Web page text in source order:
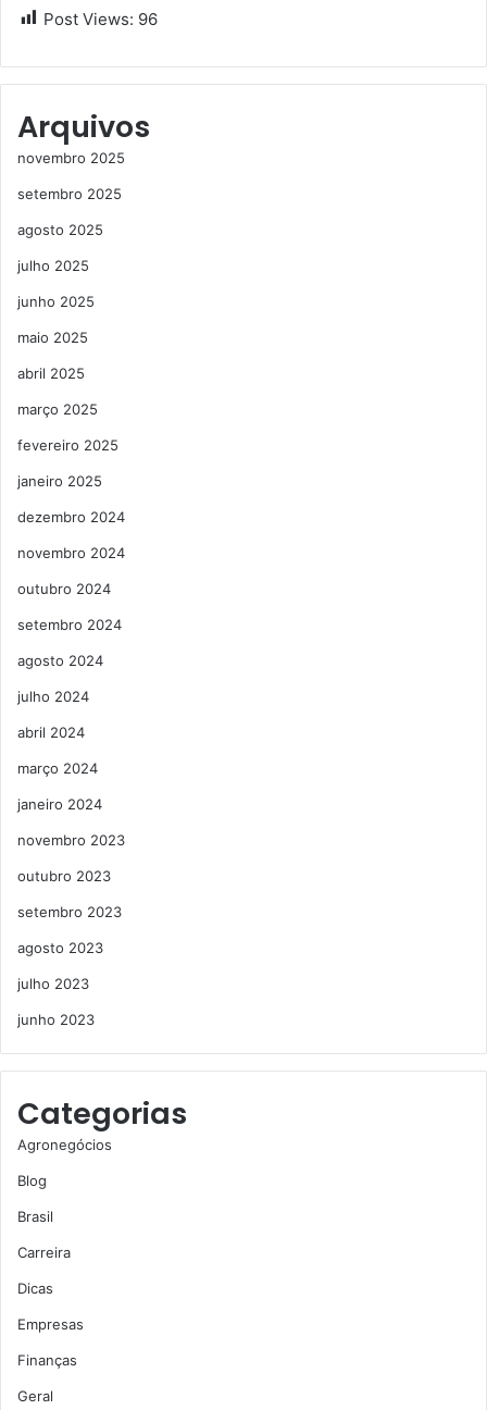
Post Views: 96
Arquivos
novembro 2025
setembro 2025
agosto 2025
julho 2025
junho 2025
maio 2025
abril 2025
março 2025
fevereiro 2025
janeiro 2025
dezembro 2024
novembro 2024
outubro 2024
setembro 2024
agosto 2024
julho 2024
abril 2024
março 2024
janeiro 2024
novembro 2023
outubro 2023
setembro 2023
agosto 2023
julho 2023
junho 2023
Categorias
Agronegócios
Blog
Brasil
Carreira
Dicas
Empresas
Finanças
Geral